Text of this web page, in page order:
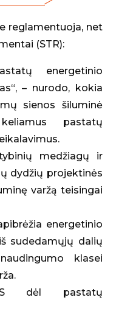
reglamentuoja, net
(STR):
energetinio
– nurodo, kokia
sienos šiluminė
pastatų
medžiagų ir
dydžių projektinės
varžą teisingai
energetinio
sudedamųjų dalių
klasei
ES dėl pastatų